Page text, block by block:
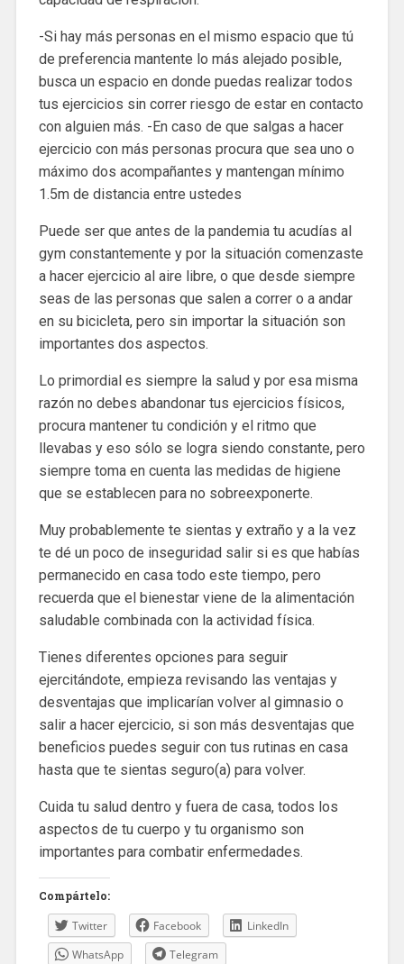
-Si hay más personas en el mismo espacio que tú
de preferencia mantente lo más alejado posible,
busca un espacio en donde puedas realizar todos
tus ejercicios sin correr riesgo de estar en contacto
con alguien más. -En caso de que salgas a hacer
ejercicio con más personas procura que sea uno o
máximo dos acompañantes y mantengan mínimo
1.5m de distancia entre ustedes
Puede ser que antes de la pandemia tu acudías al
gym constantemente y por la situación comenzaste
a hacer ejercicio al aire libre, o que desde siempre
seas de las personas que salen a correr o a andar
en su bicicleta, pero sin importar la situación son
importantes dos aspectos.
Lo primordial es siempre la salud y por esa misma
razón no debes abandonar tus ejercicios físicos,
procura mantener tu condición y el ritmo que
llevabas y eso sólo se logra siendo constante, pero
siempre toma en cuenta las medidas de higiene
que se establecen para no sobreexponerte.
Muy probablemente te sientas y extraño y a la vez
te dé un poco de inseguridad salir si es que habías
permanecido en casa todo este tiempo, pero
recuerda que el bienestar viene de la alimentación
saludable combinada con la actividad física.
Tienes diferentes opciones para seguir
ejercitándote, empieza revisando las ventajas y
desventajas que implicarían volver al gimnasio o
salir a hacer ejercicio, si son más desventajas que
beneficios puedes seguir con tus rutinas en casa
hasta que te sientas seguro(a) para volver.
Cuida tu salud dentro y fuera de casa, todos los
aspectos de tu cuerpo y tu organismo son
importantes para combatir enfermedades.
Compártelo:
Twitter Facebook
LinkedIn
WhatsApp
Telegram